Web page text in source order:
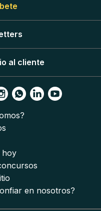
al cliente
hoy
en nosotros?